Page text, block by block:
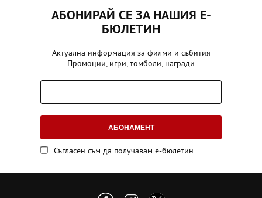
АБОНИРАЙ СЕ ЗА НАШИЯ Е-
БЮЛЕТИН
Актуална информация за филми и събития
Промоции, игри, томболи, награди
АБОНАМЕНТ
Съгласен съм да получавам е-бюлетин